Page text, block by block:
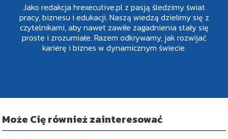
Jako redakcja hrexecutive.pl z pasją śledzimy świat
pracy, biznesu i edukacji. Naszą wiedzą dzielimy się z
czytelnikami, aby nawet zawiłe zagadnienia stały się
proste i zrozumiałe. Razem odkrywamy, jak rozwijać
karierę i biznes w dynamicznym świecie.
Może Cię również zainteresować